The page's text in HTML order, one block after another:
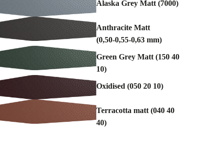
Alaska Grey Matt (7000)
Anthracite Matt
(0,50-0,55-0,63 mm)
Green Grey Matt (150 40
10)
Oxidised (050 20 10)
Terracotta matt (040 40
40)